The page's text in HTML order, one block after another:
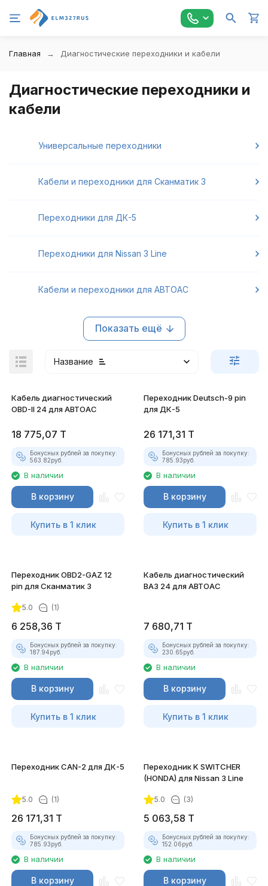
Главная Диагностические переходники и кабели
Диагностические переходники и
кабели
Универсальные переходники
Кабели и переходники для Сканматик 3
Переходники для ДК-5
Переходники для Nissan 3 Line
Кабели и переходники для АВТОАС
Показать ещё
Название
Кабель диагностический
OBD-II 24 для АВТОАС
18 775,07 T
Бонусных рублей за покупку:
563.82руб.
В наличии
В корзину
Купить в 1 клик
Переходник Deutsch-9 pin
для ДК-5
26 171,31 T
Бонусных рублей за покупку:
785.93руб.
В наличии
В корзину
Купить в 1 клик
Переходник OBD2-GAZ 12
pin для Сканматик 3
5.0 (1)
6 258,36 T
Бонусных рублей за покупку:
187.94руб.
В наличии
В корзину
Купить в 1 клик
Кабель диагностический
ВАЗ 24 для АВТОАС
7 680,71 T
Бонусных рублей за покупку:
230.65руб.
В наличии
В корзину
Купить в 1 клик
Переходник CAN-2 для ДК-5
5.0 (1)
26 171,31 T
Бонусных рублей за покупку:
785.93руб.
В наличии
В корзину
Переходник K SWITCHER
(HONDA) для Nissan 3 Line
5.0 (3)
5 063,58 T
Бонусных рублей за покупку:
152.06руб.
В наличии
В корзину